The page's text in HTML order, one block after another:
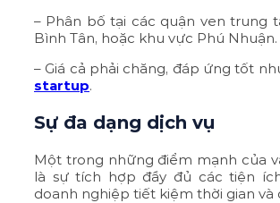
– Phân bố tại các quận ven trung
Bình Tân, hoặc khu vực Phú Nhuận.
– Giá cả phải chăng, đáp ứng tốt
startup.
Sự đa dạng dịch vụ
Một trong những điểm mạnh của
là sự tích hợp đầy đủ các tiện
doanh nghiệp tiết kiệm thời gian và